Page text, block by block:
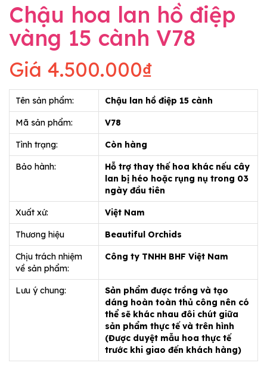
Chậu hoa lan hồ điệp
vàng 15 cành V78
Giá 4.500.000₫
Tên sản phẩm: Chậu lan hồ điệp 15 cành
Mã sản phẩm: V78
Tình trạng: Còn hàng
Bảo hành:
Hỗ trợ thay thế hoa khác nếu cây
lan bị héo hoặc rụng nụ trong 03
ngày đầu tiên
Xuất xứ: Việt Nam
Thương hiệu Beautiful Orchids
Chịu trách nhiệm
về sản phẩm:
Công ty TNHH BHF Việt Nam
Lưu ý chung:
Sản phẩm được trồng và tạo
dáng hoàn toàn thủ công nên có
thể sẽ khác nhau đôi chút giữa
sản phẩm thực tế và trên hình
(Được duyệt mẫu hoa thực tế
trước khi giao đến khách hàng)